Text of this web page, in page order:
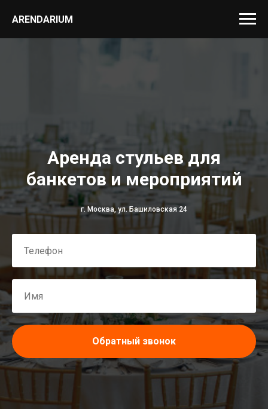
ARENDARIUM
Аренда стульев для
банкетов и мероприятий
г. Москва, ул. Башиловская 24
Обратный звонок